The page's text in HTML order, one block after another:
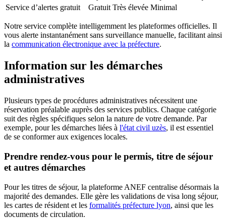
Service d’alertes gratuit
Gratuit Très élevée Minimal
Notre service complète intelligemment les plateformes officielles. Il
vous alerte instantanément sans surveillance manuelle, facilitant ainsi
la communication électronique avec la préfecture.
Information sur les démarches
administratives
Plusieurs types de procédures administratives nécessitent une
réservation préalable auprès des services publics. Chaque catégorie
suit des règles spécifiques selon la nature de votre demande. Par
exemple, pour les démarches liées à l'état civil uzès, il est essentiel
de se conformer aux exigences locales.
Prendre rendez-vous pour le permis, titre de séjour
et autres démarches
Pour les titres de séjour, la plateforme ANEF centralise désormais la
majorité des demandes. Elle gère les validations de visa long séjour,
les cartes de résident et les formalités préfecture lyon, ainsi que les
documents de circulation.